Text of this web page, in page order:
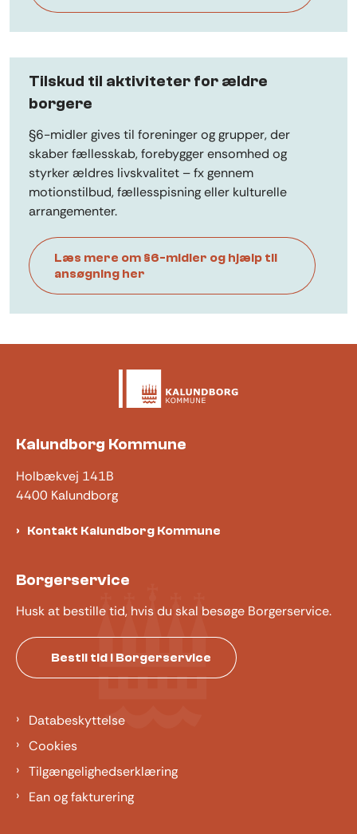
Tilskud til aktiviteter for ældre
borgere
§6-midler gives til foreninger og grupper, der
skaber fællesskab, forebygger ensomhed og
styrker ældres livskvalitet – fx gennem
motionstilbud, fællesspisning eller kulturelle
arrangementer.
Læs mere om §6-midler og hjælp til
ansøgning her
Kalundborg Kommune
Holbækvej 141B
4400 Kalundborg
Kontakt Kalundborg Kommune
Borgerservice
Husk at bestille tid, hvis du skal besøge Borgerservice.
Bestil tid i Borgerservice
Databeskyttelse
Cookies
Tilgængelighedserklæring
Ean og fakturering